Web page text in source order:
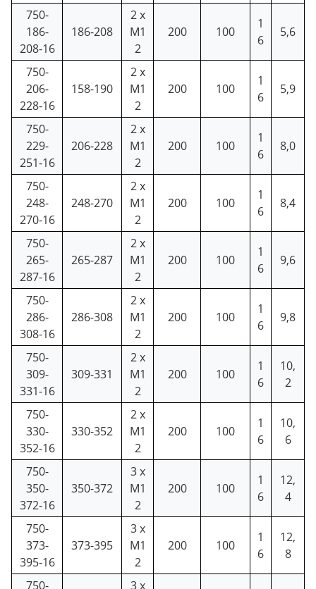
750-
186-
208-16
186-208
2 x
M1
2
200 100
1
6
5,6
750-
206-
228-16
158-190
2 x
M1
2
200 100
1
6
5,9
750-
229-
251-16
206-228
2 x
M1
2
200 100
1
6
8,0
750-
248-
270-16
248-270
2 x
M1
2
200 100
1
6
8,4
750-
265-
287-16
265-287
2 x
M1
2
200 100
1
6
9,6
750-
286-
308-16
286-308
2 x
M1
2
200 100
1
6
9,8
750-
309-
331-16
309-331
2 x
M1
2
200 100
1
6
10,
2
750-
330-
352-16
330-352
2 x
M1
2
200 100
1
6
10,
6
750-
350-
372-16
350-372
3 x
M1
2
200 100
1
6
12,
4
750-
373-
395-16
373-395
3 x
M1
2
200 100
1
6
12,
8
750-
3 x